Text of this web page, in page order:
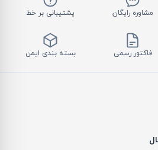
مشاوره رایگان پشتیبانی بر خط
فاکتور رسمی بسته بندی ایمن